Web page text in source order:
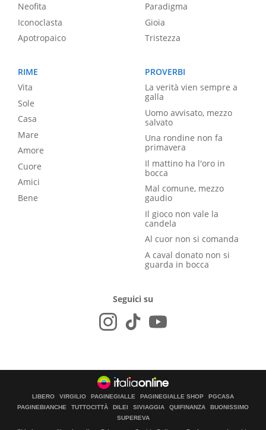
Neofita
Iconoclasta
Apotropaico
Paradigma
Gioia
Tristezza
RIME
Vita
Sole
Casa
Mare
Amore
Cuore
Amici
Bene
PROVERBI
La verità vien sempre a
galla
Uomo avvisato, mezzo
salvato
Una rondine non fa
primavera
Il mattino ha l'oro in
bocca
Mal comune, mezzo
gaudio
Il gioco non vale la
candela
Al cuor non si comanda
A caval donato non si
guarda in bocca
Seguici su
LIBERO VIRGILIO PAGINEGIALLE PAGINEGIALLE SHOP
PGCASA
PAGINEBIANCHE
TUTTOCITTÀ DILEI SIVIAGGIA QUIFINANZA
BUONISSIMO
SUPEREVA